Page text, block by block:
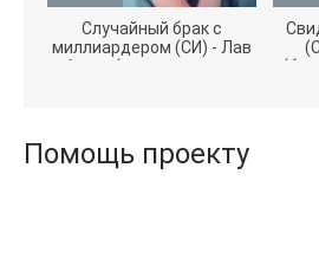
Случайный брак с
миллиардером (СИ) - Лав
Агата (полная версия
Помощь проекту